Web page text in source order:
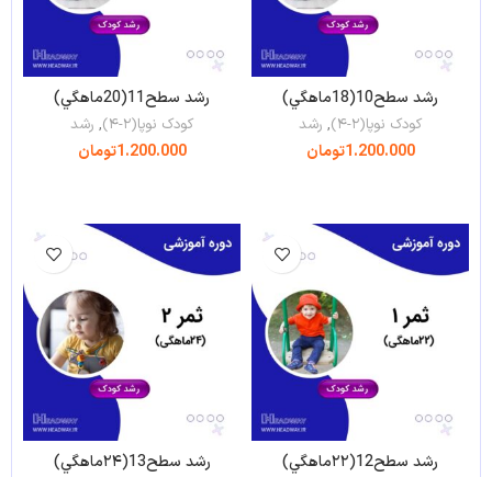
رشد سطح10(18ماهگي)
کودک نوپا(۲-۴) , رشد
1.200.000تومان
رشد سطح11(20ماهگي)
کودک نوپا(۲-۴) , رشد
1.200.000تومان
رشد سطح12(۲۲ماهگي) رشد سطح13(۲۴ماهگي)